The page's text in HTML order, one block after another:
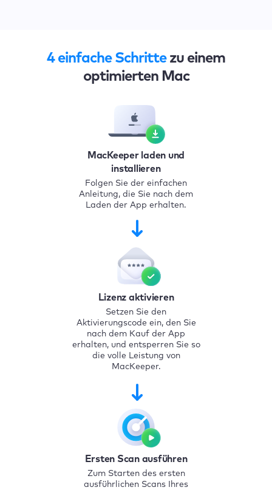
4 einfache Schrittezu einem
optimierten Mac
MacKeeper laden und
installieren
Folgen Sie der einfachen
Anleitung, die Sie nach dem
Laden der App erhalten.
Lizenz aktivieren
Setzen Sie den
Aktivierungscode ein, den Sie
nach dem Kauf der App
erhalten, und entsperren Sie so
die volle Leistung von
MacKeeper.
Ersten Scan ausführen
Zum Starten des ersten
ausführlichen Scans Ihres